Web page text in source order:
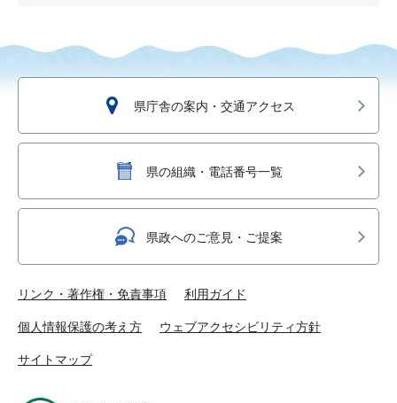
県庁舎の案内・交通アクセス
県の組織・電話番号一覧
県政へのご意見・ご提案
リンク・著作権・免責事項 利用ガイド
個人情報保護の考え方 ウェブアクセシビリティ方針
サイトマップ